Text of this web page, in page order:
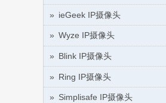
ieGeek IP摄像头
Wyze IP摄像头
Blink IP摄像头
Ring IP摄像头
Simplisafe IP摄像头